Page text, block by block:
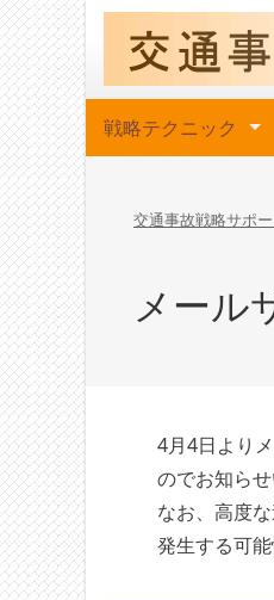
戦略テクニック
交通事故戦略サポー
メール
4月4日より
のでお知らせ
なお、高度
発生する可